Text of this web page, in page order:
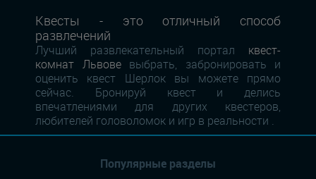
Квесты - это отличный способ
развлечений
Лучший развлекательный портал квест-
комнат Львовевыбрать, забронировать и
оценить квест Шерлок вы можете прямо
сейчас. Бронируй квест и делись
впечатлениями для других квестеров,
любителей головоломок и игр в реальности .
Популярные разделы